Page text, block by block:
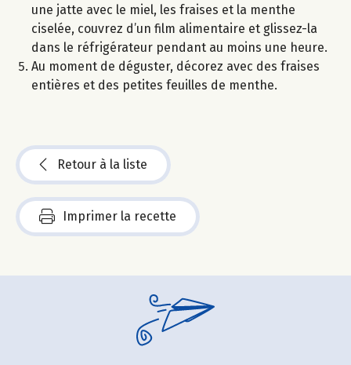
une jatte avec le miel, les fraises et la menthe
ciselée, couvrez d’un film alimentaire et glissez-la
dans le réfrigérateur pendant au moins une heure.
Au moment de déguster, décorez avec des fraises
entières et des petites feuilles de menthe.
Retour à la liste
Imprimer la recette